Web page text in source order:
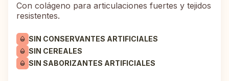
Con colágeno para articulaciones fuertes y tejidos
resistentes.
SIN CONSERVANTES ARTIFICIALES
SIN CEREALES
SIN SABORIZANTES ARTIFICIALES